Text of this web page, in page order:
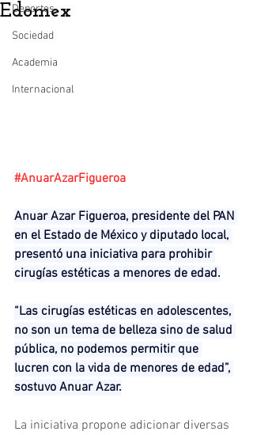
Deportes
Sociedad
Academia
Internacional
Edomex
#AnuarAzarFigueroa
Anuar Azar Figueroa, presidente del PAN
en el Estado de México y diputado local,
presentó una iniciativa para prohibir
cirugías estéticas a menores de edad.
“Las cirugías estéticas en adolescentes,
no son un tema de belleza sino de salud
pública, no podemos permitir que
lucren con la vida de menores de edad”,
sostuvo Anuar Azar.
La iniciativa propone adicionar diversas